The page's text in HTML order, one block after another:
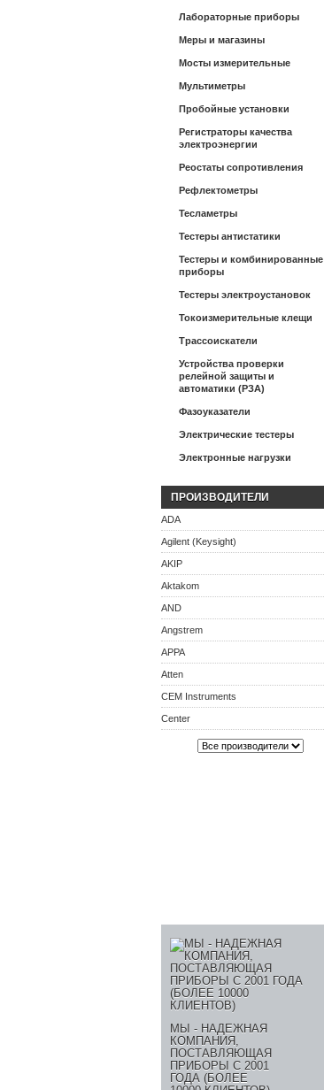
Лабораторные приборы
Меры и магазины
Мосты измерительные
Мультиметры
Пробойные установки
Регистраторы качества
электроэнергии
Реостаты сопротивления
Рефлектометры
Тесламетры
Тестеры антистатики
Тестеры и комбинированные
приборы
Тестеры электроустановок
Токоизмерительные клещи
Трассоискатели
Устройства проверки
релейной защиты и
автоматики (РЗА)
Фазоуказатели
Электрические тестеры
Электронные нагрузки
ПРОИЗВОДИТЕЛИ
ADA
Agilent (Keysight)
AKIP
Aktakom
AND
Angstrem
APPA
Atten
CEM Instruments
Center
МЫ - НАДЕЖНАЯ
КОМПАНИЯ,
ПОСТАВЛЯЮЩАЯ
ПРИБОРЫ С 2001
ГОДА (БОЛЕЕ